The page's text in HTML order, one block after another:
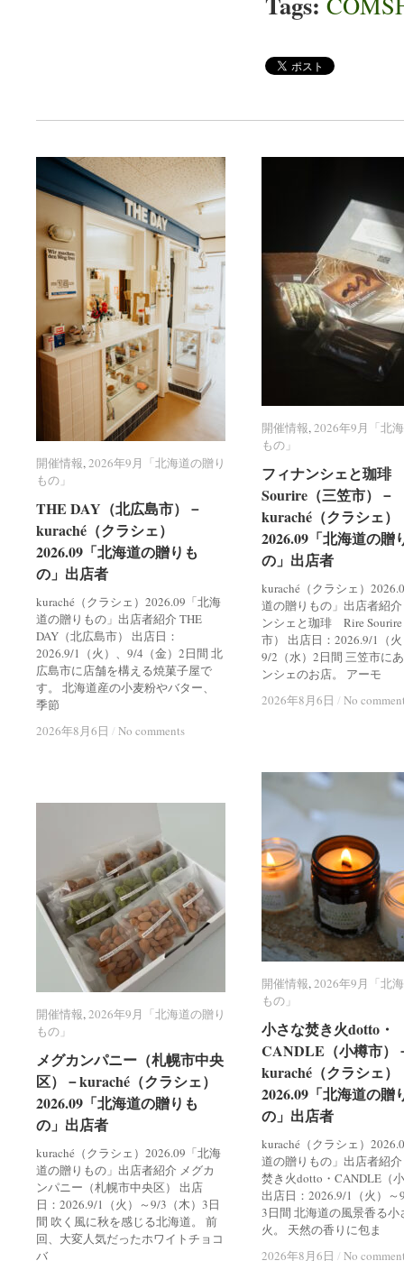
開催情報,2026年9月「北海道の贈り
もの」
THE DAY（北広島市）－
kuraché（クラシェ）
2026.09「北海道の贈りも
の」出店者
kuraché（クラシェ）2026.09「北海
道の贈りもの」出店者紹介 THE
DAY（北広島市） 出店日：
2026.9/1（火）、9/4（金）2日間 北
広島市に店舗を構える焼菓子屋で
す。 北海道産の小麦粉やバター、
季節
2026年8月6日 / No comments
開催情報 2026年9月「北海道の贈り
もの」
THE DAY（北広島市）－
kuraché（クラシェ）
2026.09「北海道の贈りも
の」出店者
2026年8月6日 / No comments
開催情報,2026年9月「北
もの」
フィナンシェと珈
Sourire（三笠市）－
kuraché（クラシェ）
2026.09「北海道の贈
の」出店者
kuraché（クラシェ）
道の贈りもの」出店者紹
ンシェと珈琲 Rire
市） 出店日：2026.9/1（
9/2（水）2日間 三笠市に
ンシェのお店。 アーモ
2026年8月6日 / No
開催情報 2026年9月「北
もの」
フィナンシェと珈
Sourire（三笠市）－
kuraché（クラシェ）
2026.09「北海道の贈
の」出店者
2026年8月6日 / No
開催情報,2026年9月「北
もの」
小さな焚き火dotto・
CANDLE（小樽市）
kuraché（クラシェ）
2026.09「北海道の贈
の」出店者
kuraché（クラシェ）
道の贈りもの」出店者紹
焚き火dotto・CANDLE（
出店日：2026.9/1（火）～
3日間 北海道の風景香る小
火。 天然の香りに包ま
2026年8月6日 / No
開催情報 2026年9月「北
もの」
小さな焚き火dotto・
CANDLE（小樽市）
kuraché（クラシェ）
2026.09「北海道の贈
の」出店者
2026年8月6日 / No
開催情報,2026年9月「北海道の贈り
もの」
メグカンパニー（札幌市中央
区）－kuraché（クラシェ）
2026.09「北海道の贈りも
の」出店者
kuraché（クラシェ）2026.09「北海
道の贈りもの」出店者紹介 メグカ
ンパニー（札幌市中央区） 出店
日：2026.9/1（火）～9/3（木）3日
間 吹く風に秋を感じる北海道。 前
回、大変人気だったホワイトチョコ
バ
開催情報 2026年9月「北海道の贈り
もの」
メグカンパニー（札幌市中央
区）－kuraché（クラシェ）
2026.09「北海道の贈りも
の」出店者